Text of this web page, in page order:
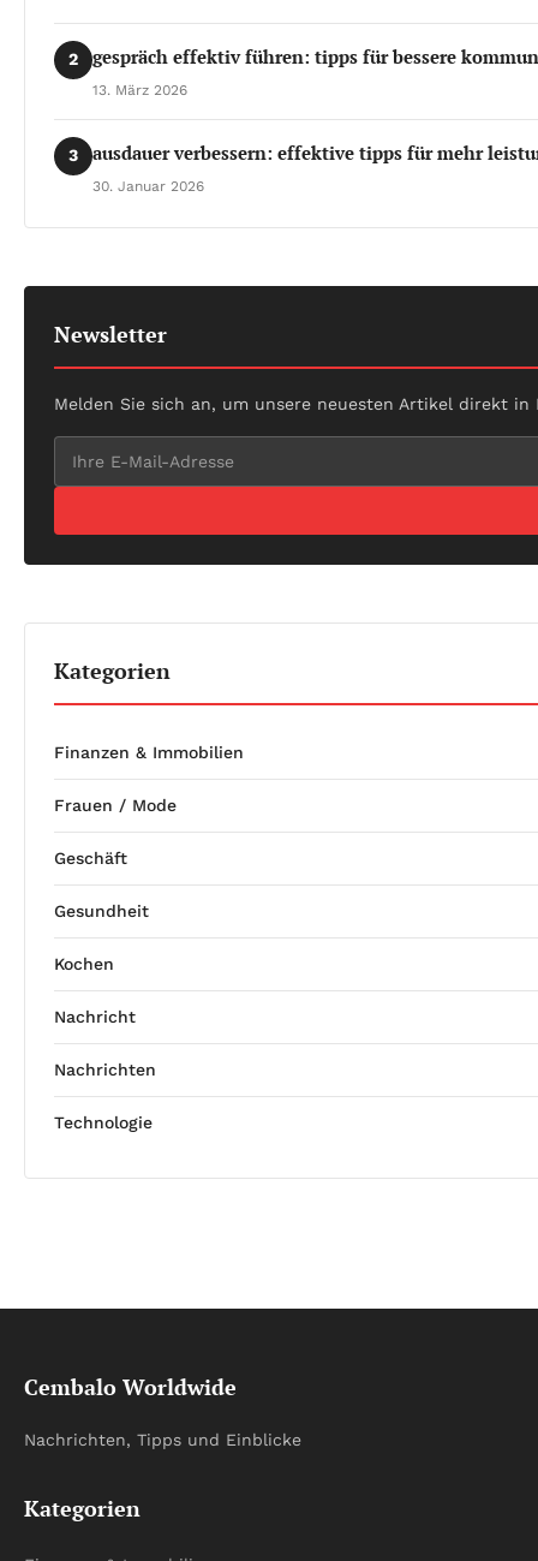
2 gespräch effektiv führen: tipps für bessere
13. März 2026
3 ausdauer verbessern: effektive tipps für mehr
30. Januar 2026
Newsletter
Melden Sie sich an, um unsere neuesten Artikel direkt
Kategorien
Finanzen & Immobilien
Frauen / Mode
Geschäft
Gesundheit
Kochen
Nachricht
Nachrichten
Technologie
Cembalo Worldwide
Nachrichten, Tipps und Einblicke
Kategorien